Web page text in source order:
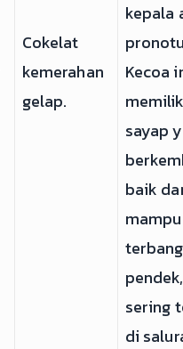
Cokelat
kemerahan
gelap.
kepala
Kecoa
sayap
baik
mampu
pendek,
sering
di